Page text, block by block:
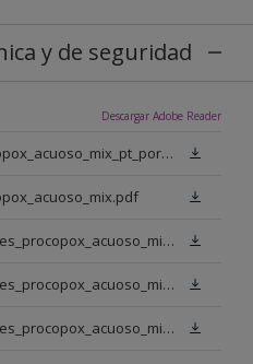
y de seguridad
Descargar Adobe Reader
ficha_tecnica_293_procopox_acuoso_mix_pt_portugal.pdf
ficha_seguridad_pr_es_es_procopox_acuoso_mix_bb.pdf
ficha_seguridad_pr_es_es_procopox_acuoso_mix_bm.pdf
ficha_seguridad_pr_es_es_procopox_acuoso_mix_bn.pdf